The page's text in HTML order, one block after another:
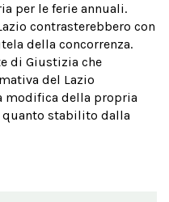
per le ferie annuali.
contrasterebbero con
della concorrenza.
di Giustizia che
del Lazio
modifica della propria
quanto stabilito dalla